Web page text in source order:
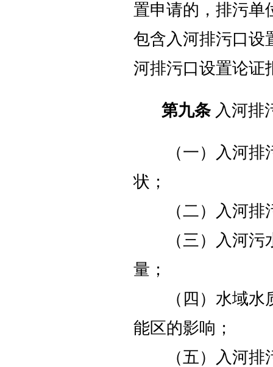
置申请的，排污单
包含入河排污口设
河排污口设置论证
第九条入河排
（一）入河排污
状；
（二）入河排
（三）入河污水
量；
（四）水域水质
能区的影响；
（五）入河排污